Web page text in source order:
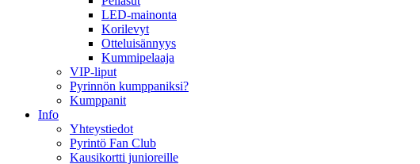
LED-mainonta
Korilevyt
Otteluisännyys
Kummipelaaja
VIP-liput
Pyrinnön kumppaniksi?
Kumppanit
Info
Yhteystiedot
Pyrintö Fan Club
Kausikortti junioreille